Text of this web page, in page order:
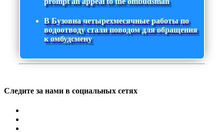
В Бузовна четырехмесячные работы по
водоотводу стали поводом для обращения
к омбудсмену
Следите за нами в социальных сетях